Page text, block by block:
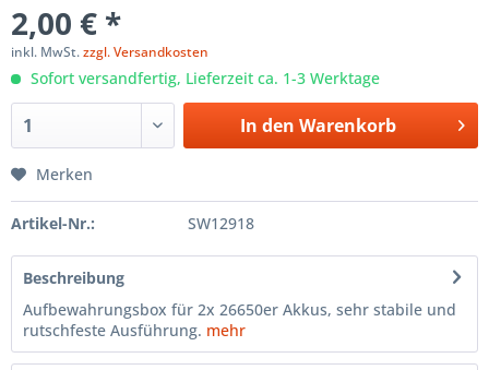
2,00 € *
inkl. MwSt.zzgl. Versandkosten
Sofort versandfertig, Lieferzeit ca. 1-3 Werktage
In den Warenkorb
Merken
Artikel-Nr.: SW12918
Beschreibung
Aufbewahrungsbox für 2x 26650er Akkus, sehr stabile und
rutschfeste Ausführung. mehr